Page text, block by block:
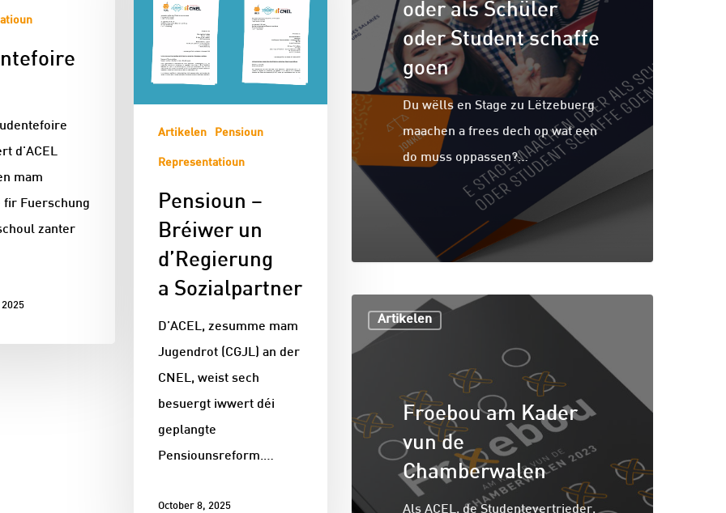
d'ACEL
mam
fir Fuerschung
zanter
2025
Artikelen Pensioun
Representatioun
Pensioun –
Bréiwer un
d’Regierung
a Sozialpartner
D’ACEL, zesumme mam
Jugendrot (CGJL) an der
CNEL, weist sech
besuergt iwwert déi
geplangte
Pensiounsreform.…
October 8, 2025
oder als Schüler
oder Student schaffe
goen
Du wëlls en Stage zu Lëtzebuerg
maachen a frees dech op wat een
do muss oppassen?…
Artikelen
Froebou am Kader
vun de
Chamberwalen
Als ACEL, de Studentevertrieder,